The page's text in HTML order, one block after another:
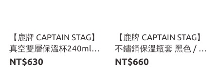
【鹿牌 CAPTAIN STAG】
真空雙層保溫杯240ml
UE-3577/78/88
NT$630
【鹿牌 CAPTAIN STAG】
不鏽鋼保溫瓶套 黑色 / 橄
欖綠 UE-3542 / UE-3543
NT$660